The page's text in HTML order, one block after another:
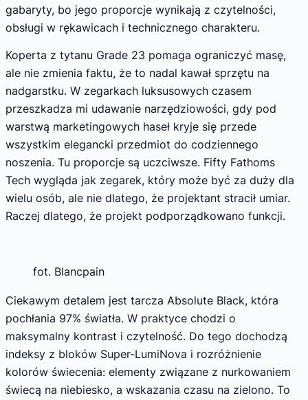
gabaryty, bo jego proporcje wynikają z czytelności,
obsługi w rękawicach i technicznego charakteru.
Koperta z tytanu Grade 23 pomaga ograniczyć masę,
ale nie zmienia faktu, że to nadal kawał sprzętu na
nadgarstku. W zegarkach luksusowych czasem
przeszkadza mi udawanie narzędziowości, gdy pod
warstwą marketingowych haseł kryje się przede
wszystkim elegancki przedmiot do codziennego
noszenia. Tu proporcje są uczciwsze. Fifty Fathoms
Tech wygląda jak zegarek, który może być za duży dla
wielu osób, ale nie dlatego, że projektant stracił umiar.
Raczej dlatego, że projekt podporządkowano funkcji.
fot. Blancpain
Ciekawym detalem jest tarcza Absolute Black, która
pochłania 97% światła. W praktyce chodzi o
maksymalny kontrast i czytelność. Do tego dochodzą
indeksy z bloków Super-LumiNova i rozróżnienie
kolorów świecenia: elementy związane z nurkowaniem
świecą na niebiesko, a wskazania czasu na zielono. To